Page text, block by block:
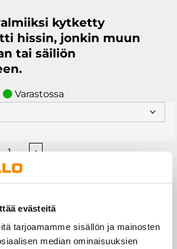
evästeitä
tarjoamamme sisällön ja mainosten
median ominaisuuksien
kytketty
hissin, jonkin muun
tai säiliön
Varastossa
,
,
+
LISÄTIEDOT